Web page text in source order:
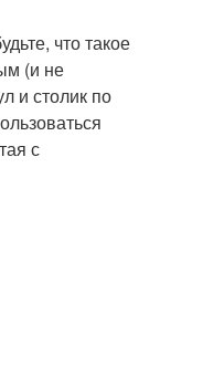
что такое
(и не
и столик по
с